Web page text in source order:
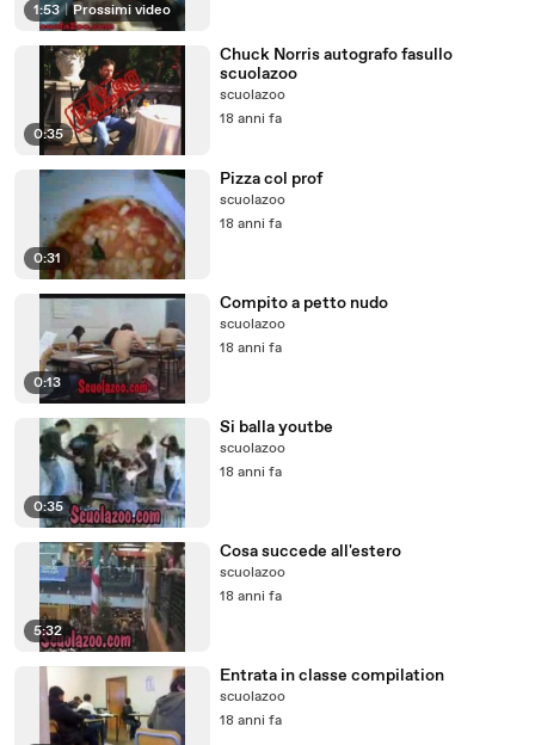
1:53 | Prossimi video
0:35
Chuck Norris autografo fasullo
scuolazoo
scuolazoo
18 anni fa
0:31
Pizza col prof
scuolazoo
18 anni fa
0:13
Compito a petto nudo
scuolazoo
18 anni fa
0:35
Si balla youtbe
scuolazoo
18 anni fa
5:32
Cosa succede all'estero
scuolazoo
18 anni fa
Entrata in classe compilation
scuolazoo
18 anni fa